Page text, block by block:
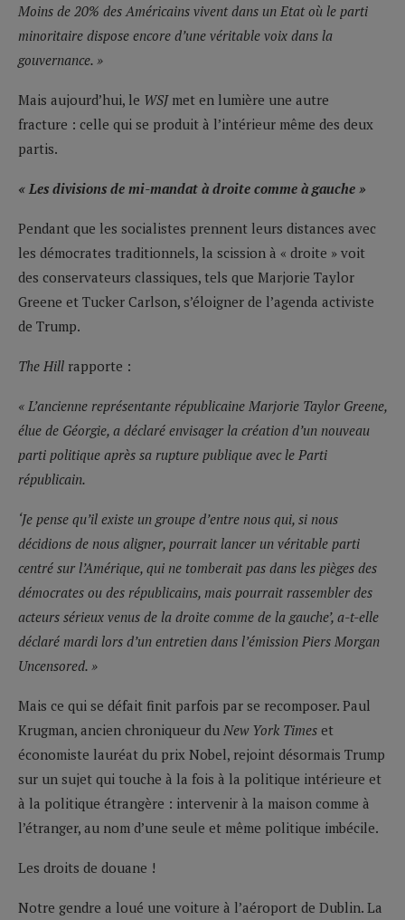
Moins de 20% des Américains vivent dans un Etat où le parti
minoritaire dispose encore d’une véritable voix dans la
gouvernance. »
Mais aujourd’hui, le WSJmet en lumière une autre
fracture : celle qui se produit à l’intérieur même des deux
partis.
« Les divisions de mi-mandat à droite comme à gauche »
Pendant que les socialistes prennent leurs distances avec
les démocrates traditionnels, la scission à « droite » voit
des conservateurs classiques, tels que Marjorie Taylor
Greene et Tucker Carlson, s’éloigner de l’agenda activiste
de Trump.
The Hill rapporte :
« L’ancienne représentante républicaine Marjorie Taylor Greene,
élue de Géorgie, a déclaré envisager la création d’un nouveau
parti politique après sa rupture publique avec le Parti
républicain.
‘Je pense qu’il existe un groupe d’entre nous qui, si nous
décidions de nous aligner, pourrait lancer un véritable parti
centré sur l’Amérique, qui ne tomberait pas dans les pièges des
démocrates ou des républicains, mais pourrait rassembler des
acteurs sérieux venus de la droite comme de la gauche’, a-t-elle
déclaré mardi lors d’un entretien dans l’émission Piers Morgan
Uncensored. »
Mais ce qui se défait finit parfois par se recomposer. Paul
Krugman, ancien chroniqueur du New York Times et
économiste lauréat du prix Nobel, rejoint désormais Trump
sur un sujet qui touche à la fois à la politique intérieure et
à la politique étrangère : intervenir à la maison comme à
l’étranger, au nom d’une seule et même politique imbécile.
Les droits de douane !
Notre gendre a loué une voiture à l’aéroport de Dublin. La